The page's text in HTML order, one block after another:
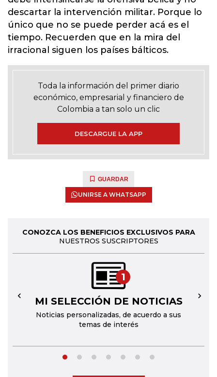
descartar la intervención militar. Porque lo
único que no se puede perder acá es el
tiempo. Recuerden que en la mira del
irracional siguen los países bálticos.
Toda la información del primer diario
económico, empresarial y financiero de
Colombia a tan solo un clic
DESCARGUE LA APP
GUARDAR
UNIRSE A WHATSAPP
CONOZCA LOS BENEFICIOS EXCLUSIVOS PARA
NUESTROS SUSCRIPTORES
1
MI SELECCIÓN DE NOTICIAS
Noticias personalizadas, de acuerdo a sus
temas de interés
← →